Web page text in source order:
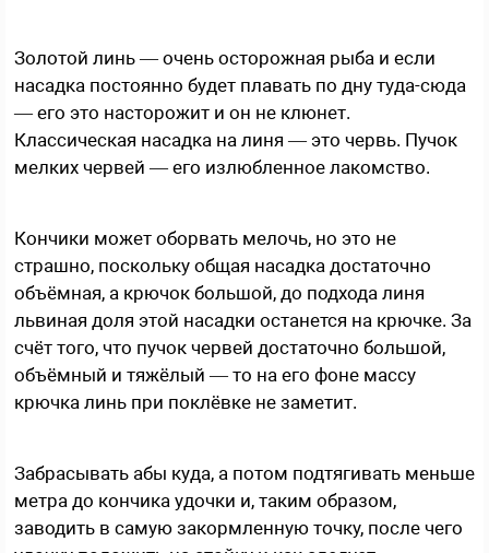
Золотой линь — очень осторожная рыба и если
насадка постоянно будет плавать по дну туда-сюда
— его это насторожит и он не клюнет.
Классическая насадка на линя — это червь. Пучок
мелких червей — его излюбленное лакомство.
Кончики может оборвать мелочь, но это не
страшно, поскольку общая насадка достаточно
объёмная, а крючок большой, до подхода линя
львиная доля этой насадки останется на крючке. За
счёт того, что пучок червей достаточно большой,
объёмный и тяжёлый — то на его фоне массу
крючка линь при поклёвке не заметит.
Забрасывать абы куда, а потом подтягивать меньше
метра до кончика удочки и, таким образом,
заводить в самую закормленную точку, после чего